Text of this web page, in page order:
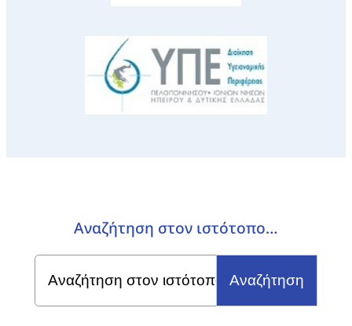
Αναζήτηση στον ιστότοπο…
Search
for: